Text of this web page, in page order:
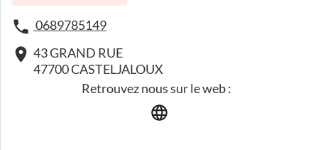
0689785149
43 GRAND RUE
47700 CASTELJALOUX
Retrouvez nous sur le web :